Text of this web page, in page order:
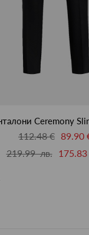
Ceremony
112.48 € 89.90
219.99 лв.
175.83